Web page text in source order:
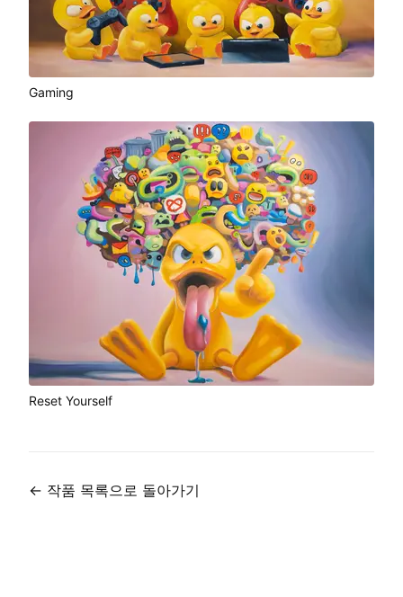
Gaming
Reset Yourself
← 작품 목록으로 돌아가기